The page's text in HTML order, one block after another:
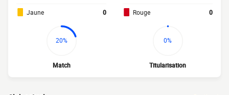
Jaune 0 Rouge 0
20%
Match
0%
Titularisation